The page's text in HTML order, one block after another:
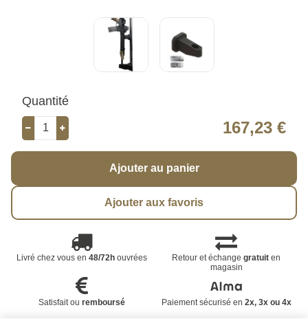
Quantité
167,23 €
Ajouter au panier
Ajouter aux favoris
Livré chez vous en 48/72houvrées Retour et échangegratuit en
magasin
Satisfait ou remboursé Paiement sécurisé en 2x, 3x ou 4x